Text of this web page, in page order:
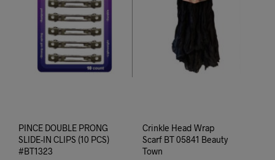
PINCE DOUBLE PRONG
SLIDE-IN CLIPS (10 PCS)
#BT1323
Crinkle Head Wrap
Scarf BT 05841 Beauty
Town